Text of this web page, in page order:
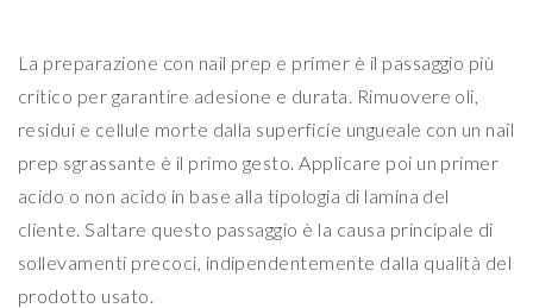
La preparazione con nail prep e primer è il passaggio più
critico per garantire adesione e durata. Rimuovere oli,
residui e cellule morte dalla superficie ungueale con un nail
prep sgrassante è il primo gesto. Applicare poi un primer
acido o non acido in base alla tipologia di lamina del
cliente. Saltare questo passaggio è la causa principale di
sollevamenti precoci, indipendentemente dalla qualità del
prodotto usato.